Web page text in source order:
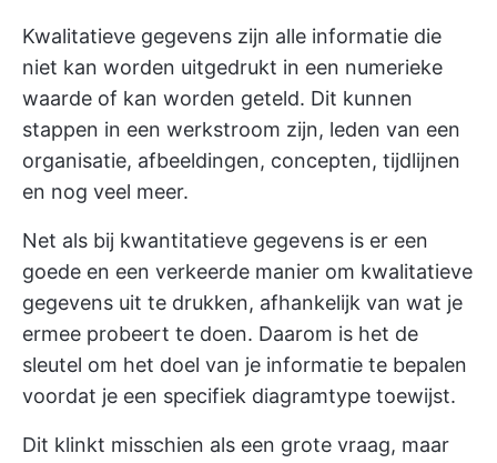
Kwalitatieve gegevens zijn alle informatie die
niet kan worden uitgedrukt in een numerieke
waarde of kan worden geteld. Dit kunnen
stappen in een werkstroom zijn, leden van een
organisatie, afbeeldingen, concepten, tijdlijnen
en nog veel meer.
Net als bij kwantitatieve gegevens is er een
goede en een verkeerde manier om kwalitatieve
gegevens uit te drukken, afhankelijk van wat je
ermee probeert te doen. Daarom is het de
sleutel om het doel van je informatie te bepalen
voordat je een specifiek diagramtype toewijst.
Dit klinkt misschien als een grote vraag, maar